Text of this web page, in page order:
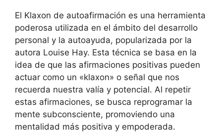
El Klaxon de autoafirmación es una herramienta
poderosa utilizada en el ámbito del desarrollo
personal y la autoayuda, popularizada por la
autora Louise Hay. Esta técnica se basa en la
idea de que las afirmaciones positivas pueden
actuar como un «klaxon» o señal que nos
recuerda nuestra valía y potencial. Al repetir
estas afirmaciones, se busca reprogramar la
mente subconsciente, promoviendo una
mentalidad más positiva y empoderada.